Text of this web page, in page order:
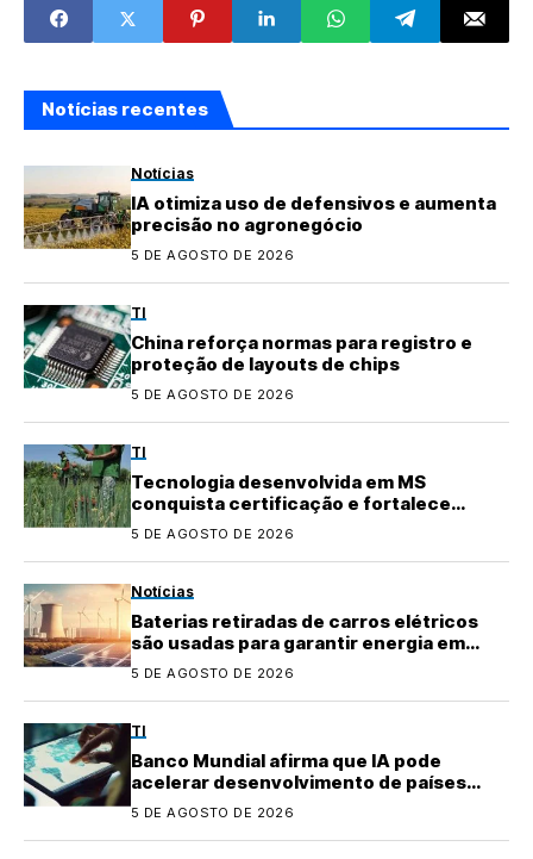
Notícias recentes
Notícias
IA otimiza uso de defensivos e aumenta
precisão no agronegócio
5 DE AGOSTO DE 2026
TI
China reforça normas para registro e
proteção de layouts de chips
5 DE AGOSTO DE 2026
TI
Tecnologia desenvolvida em MS
conquista certificação e fortalece
5 DE AGOSTO DE 2026
Notícias
Baterias retiradas de carros elétricos
são usadas para garantir energia em
áreas rurais
5 DE AGOSTO DE 2026
TI
Banco Mundial afirma que IA pode
acelerar desenvolvimento de países
emergentes
5 DE AGOSTO DE 2026